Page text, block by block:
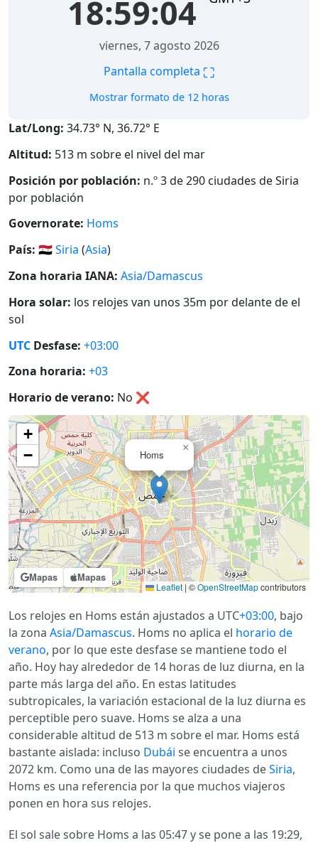
18:59:05
viernes, 7 agosto 2026
Pantalla completa ⛶
Mostrar formato de 12 horas
Lat/Long: 34.73° N, 36.72° E
Altitud: 513 m sobre el nivel del mar
Posición por población: n.º 3 de 290 ciudades de Siria
por población
Governorate: Homs
País: 🇸🇾Siria (Asia)
Zona horaria IANA: Asia/Damascus
Hora solar: los relojes van unos 35m por delante de el
sol
UTC Desfase: +03:00
Zona horaria: +03
Horario de verano: No ❌
Mapas Mapas
Homs
×
+
−
Leaflet | ©OpenStreetMapcontributors
Los relojes en Homs están ajustados a UTC+03:00, bajo
la zona Asia/Damascus. Homs no aplica el horario de
verano, por lo que este desfase se mantiene todo el
año. Hoy hay alrededor de 14 horas de luz diurna, en la
parte más larga del año. En estas latitudes
subtropicales, la variación estacional de la luz diurna es
perceptible pero suave. Homs se alza a una
considerable altitud de 513 m sobre el mar. Homs está
bastante aislada: incluso Dubái se encuentra a unos
2072 km. Como una de las mayores ciudades deSiria,
Homs es una referencia por la que muchos viajeros
ponen en hora sus relojes.
El sol sale sobre Homs a las 05:47 y se pone a las 19:29,